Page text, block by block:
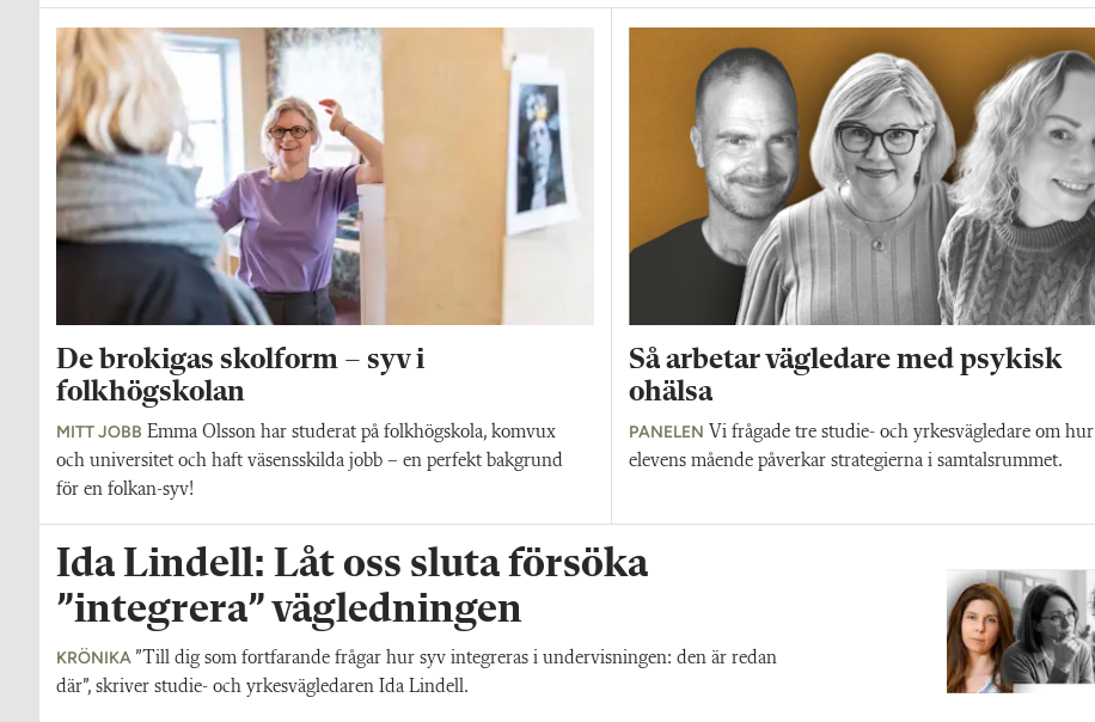
De brokigas skolform – syv i
folkhögskolan
MITT JOBB Emma Olsson har studerat på folkhögskola, komvux
och universitet och haft väsensskilda jobb – en perfekt bakgrund
för en folkan-syv!
Så arbetar vägledare med psykisk
ohälsa
PANELEN Vi frågade tre studie- och yrkesvägledare om hur
elevens mående påverkar strategierna i samtalsrummet.
Ida Lindell: Låt oss sluta försöka
”integrera” vägledningen
KRÖNIKA ”Till dig som fortfarande frågar hur syv integreras i undervisningen: den är redan
där”, skriver studie- och yrkesvägledaren Ida Lindell.